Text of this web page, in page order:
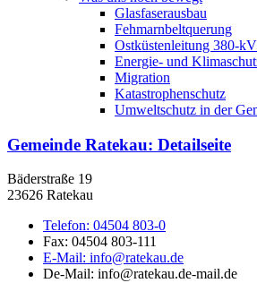
Glasfaserausbau
Fehmarnbeltquerung
Ostküstenleitung 380-kV
Energie- und
Migration
Katastrophenschutz
Umweltschutz in der
Gemeinde Ratekau: Detailseite
Bäderstraße 19
23626 Ratekau
Telefon: 04504 803-0
Fax: 04504 803-111
E-Mail: info@ratekau.de
De-Mail: info@ratekau.de-mail.de